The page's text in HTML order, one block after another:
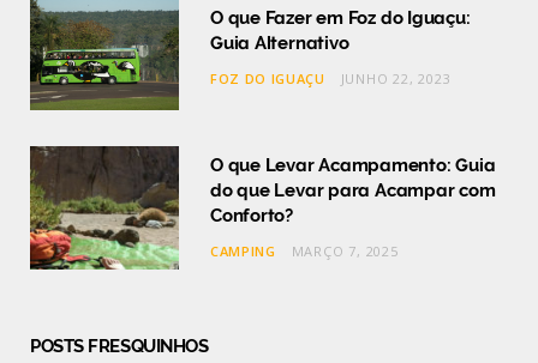
O que Fazer em Foz do Iguaçu:
Guia Alternativo
FOZ DO IGUAÇU JUNHO 22, 2023
O que Levar Acampamento: Guia
do que Levar para Acampar com
Conforto?
CAMPING MARÇO 7, 2025
POSTS FRESQUINHOS